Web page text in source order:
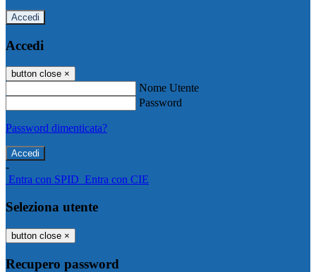
Accedi
Accedi
button close ×
Nome Utente
Password
Password dimenticata?
-
Entra con SPID Entra con CIE
Seleziona utente
button close ×
Recupero password